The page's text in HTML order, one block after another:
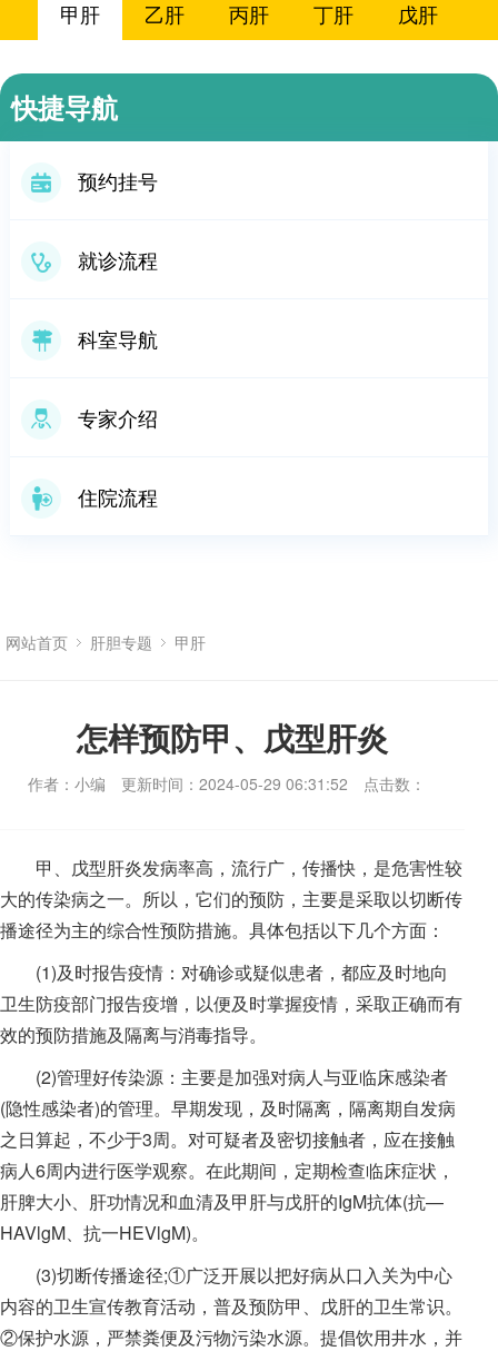
甲肝 乙肝 丙肝 丁肝 戊肝
庚肝
快捷导航
预约挂号
就诊流程
科室导航
专家介绍
住院流程
网站首页 肝胆专题 甲肝
怎样预防甲、戊型肝炎
作者：小编 更新时间：2024-05-29 06:31:52 点击数：
甲、戊型肝炎发病率高，流行广，传播快，是危害性较
大的传染病之一。所以，它们的预防，主要是采取以切断传
播途径为主的综合性预防措施。具体包括以下几个方面：
(1)及时报告疫情：对确诊或疑似患者，都应及时地向
卫生防疫部门报告疫增，以便及时掌握疫情，采取正确而有
效的预防措施及隔离与消毒指导。
(2)管理好传染源：主要是加强对病人与亚临床感染者
(隐性感染者)的管理。早期发现，及时隔离，隔离期自发病
之日算起，不少于3周。对可疑者及密切接触者，应在接触
病人6周内进行医学观察。在此期间，定期检查临床症状，
肝脾大小、肝功情况和血清及甲肝与戊肝的IgM抗体(抗—
HAVlgM、抗一HEVlgM)。
(3)切断传播途径;①广泛开展以把好病从口入关为中心
内容的卫生宣传教育活动，普及预防甲、戊肝的卫生常识。
②保护水源，严禁粪便及污物污染水源。提倡饮用井水，并